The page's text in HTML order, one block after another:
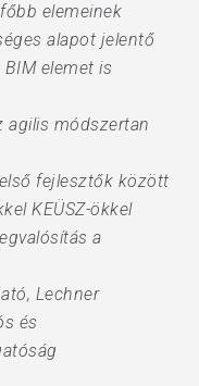
elemeinek
alapot jelentő
BIM elemet is
agilis módszertan
fejlesztők között
KEÜSZ-ökkel
a
Lechner
és